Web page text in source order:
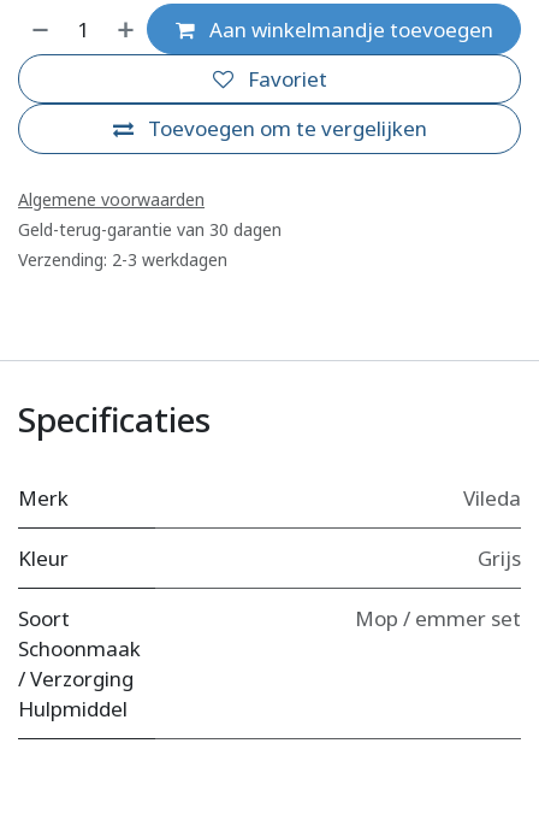
Aan winkelmandje toevoegen
Toevoegen om te vergelijken
Favoriet
Algemene voorwaarden
Geld-terug-garantie van 30 dagen
Verzending: 2-3 werkdagen
Specificaties
Merk Vileda
Kleur Grijs
Soort
Schoonmaak
/ Verzorging
Hulpmiddel
Mop / emmer set